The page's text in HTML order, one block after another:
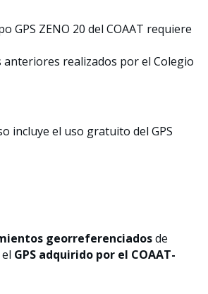
GPS ZENO 20 del COAAT requiere
anteriores realizados por el Colegio
incluye el uso gratuito del GPS
georreferenciadosde
GPS adquirido por el COAAT-